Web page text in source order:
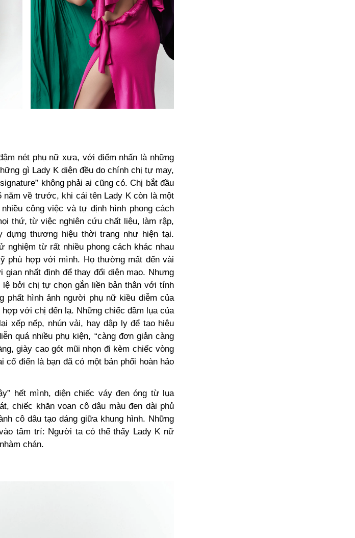
nét phụ nữ xưa, với điểm nhấn là những
gì Lady K diện đều do chính chị tự may,
không phải ai cũng có. Chị bắt đầu
về trước, khi cái tên Lady K còn là một
công việc và tự định hình phong cách
thứ, từ việc nghiên cứu chất liệu, làm rập,
dựng thương hiệu thời trang như hiện tại.
nghiệm từ rất nhiều phong cách khác nhau
phù hợp với mình. Họ thường mất đến vài
nhất định để thay đổi diện mạo. Nhưng
bởi chị tự chọn gắn liền bản thân với tính
phất hình ảnh người phụ nữ kiều diễm của
với chị đến lạ. Những chiếc đầm lụa của
xếp nếp, nhún vải, hay dập ly để tạo hiệu
quá nhiều phụ kiện, “càng đơn giản càng
giày cao gót mũi nhọn đi kèm chiếc vòng
cổ điển là bạn đã có một bản phối hoàn hảo
hết mình, diện chiếc váy đen óng từ lụa
chiếc khăn voan cô dâu màu đen dài phủ
cô dâu tạo dáng giữa khung hình. Những
tâm trí: Người ta có thể thấy Lady K nữ
chán.